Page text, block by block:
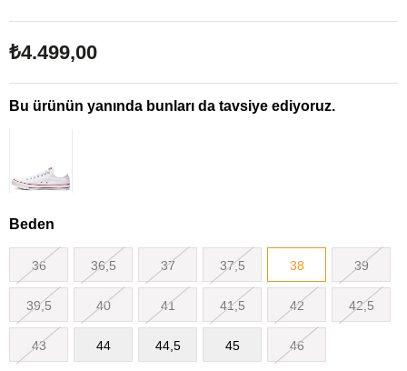
₺4.499,00
Bu ürünün yanında bunları da tavsiye ediyoruz.
Beden
36 36,5 37 37,5 38 39
39,5 40 41 41,5 42 42,5
43 44 44,5 45 46